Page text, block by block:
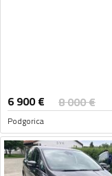
6 900€ 8 000€
Podgorica